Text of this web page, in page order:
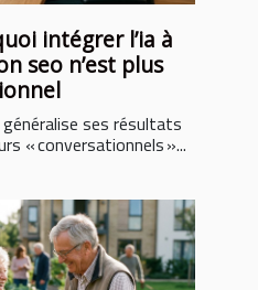
intégrer l’ia à
seo n’est plus
ses résultats
« conversationnels »...